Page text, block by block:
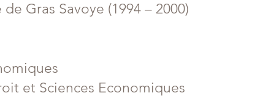
Gras Savoye (1994 – 2000)
et Sciences Economiques